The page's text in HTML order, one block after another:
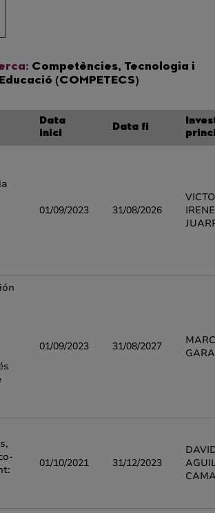
Competències, Tecnologia i
(COMPETECS)
Data
inici
Data fi
01/09/2023 31/08/2026
01/09/2023 31/08/2027
01/10/2021 31/12/2023